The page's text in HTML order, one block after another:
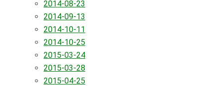
2014-08-23
2014-09-13
2014-10-11
2014-10-25
2015-03-24
2015-03-28
2015-04-25